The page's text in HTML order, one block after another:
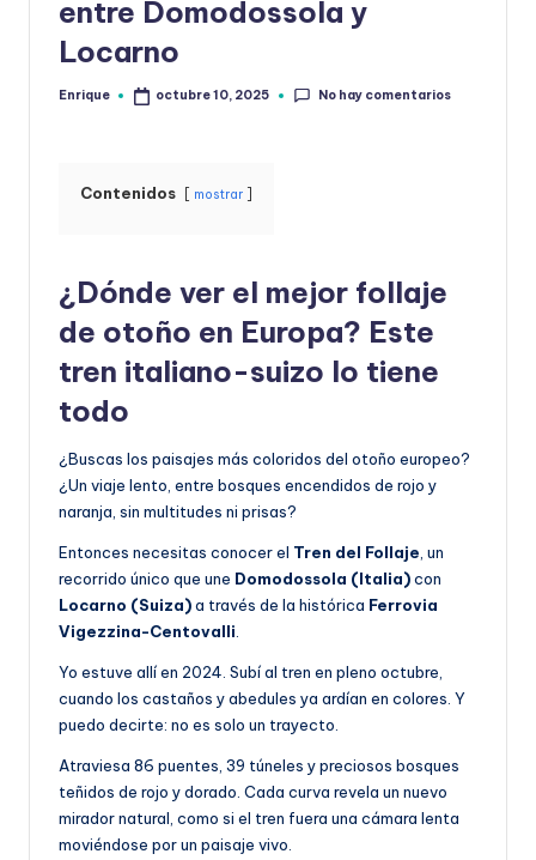
entre Domodossola y
Locarno
Publicado
Enrique octubre 10, 2025 No hay comentarios
Contenidos mostrar
¿Dónde ver el mejor follaje
de otoño en Europa? Este
tren italiano-suizo lo tiene
todo
¿Buscas los paisajes más coloridos del otoño europeo?
¿Un viaje lento, entre bosques encendidos de rojo y
naranja, sin multitudes ni prisas?
Entonces necesitas conocer el Tren del Follaje , un
recorrido único que une Domodossola (Italia)con
Locarno (Suiza)a través de la histórica Ferrovia
Vigezzina-Centovalli
Yo estuve allí en 2024. Subí al tren en pleno octubre,
cuando los castaños y abedules ya ardían en colores. Y
puedo decirte: no es solo un trayecto.
Atraviesa 86 puentes, 39 túneles y preciosos bosques
teñidos de rojo y dorado. Cada curva revela un nuevo
mirador natural, como si el tren fuera una cámara lenta
moviéndose por un paisaje vivo.